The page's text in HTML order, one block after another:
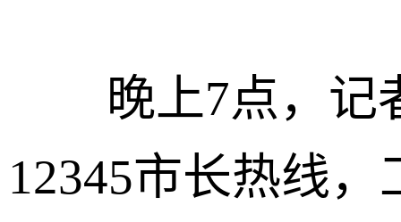
晚上7点，记
12345市长热线